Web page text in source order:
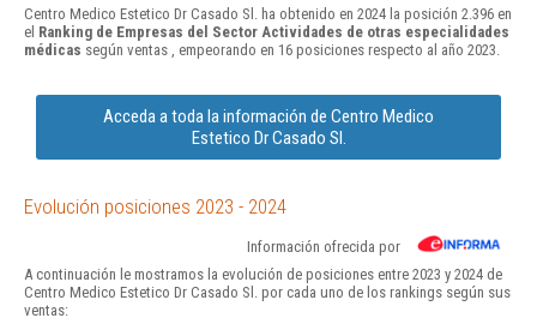
Centro Medico Estetico Dr Casado Sl. ha obtenido en 2024 la posición 2.396 en
el Ranking de Empresas del Sector Actividades de otras especialidades
médicas según ventas , empeorando en 16 posiciones respecto al año 2023.
Acceda a toda la información de Centro Medico
Estetico Dr Casado Sl.
Evolución posiciones 2023 - 2024
Información ofrecida por
A continuación le mostramos la evolución de posiciones entre 2023 y 2024 de
Centro Medico Estetico Dr Casado Sl. por cada uno de los rankings según sus
ventas: